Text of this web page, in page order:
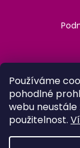
Používáme
pohodlné
webu neustále
použitelnost.